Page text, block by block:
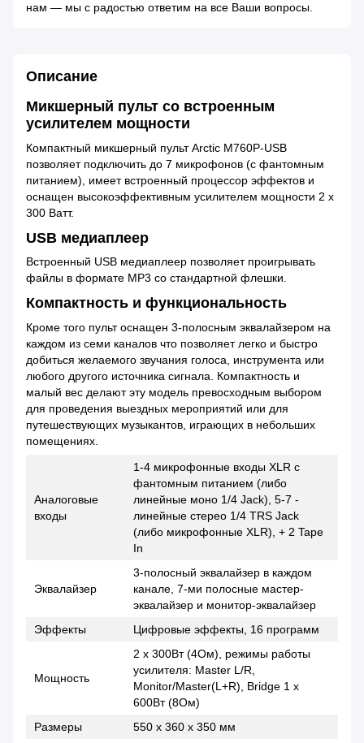
нам — мы с радостью ответим на все Ваши вопросы.
Описание
Микшерный пульт со встроенным
усилителем мощности
Компактный микшерный пульт Arctic M760P-USB
позволяет подключить до 7 микрофонов (с фантомным
питанием), имеет встроенный процессор эффектов и
оснащен высокоэффективным усилителем мощности 2 х
300 Ватт.
USB медиаплеер
Встроенный USB медиаплеер позволяет проигрывать
файлы в формате MP3 со стандартной флешки.
Компактность и функциональность
Кроме того пульт оснащен 3-полосным эквалайзером на
каждом из семи каналов что позволяет легко и быстро
добиться желаемого звучания голоса, инструмента или
любого другого источника сигнала. Компактность и
малый вес делают эту модель превосходным выбором
для проведения выездных мероприятий или для
путешествующих музыкантов, играющих в небольших
помещениях.
Аналоговые
входы
1-4 микрофонные входы XLR с
фантомным питанием (либо
линейные моно 1/4 Jack), 5-7 -
линейные стерео 1/4 TRS Jack
(либо микрофонные XLR), + 2 Tape
In
Эквалайзер
3-полосный эквалайзер в каждом
канале, 7-ми полосные мастер-
эквалайзер и монитор-эквалайзер
Эффекты
Цифровые эффекты, 16 программ
Мощность
2 х 300Вт (4Ом), режимы работы
усилителя: Master L/R,
Monitor/Master(L+R), Bridge 1 х
600Вт (8Ом)
Размеры
550 х 360 х 350 мм